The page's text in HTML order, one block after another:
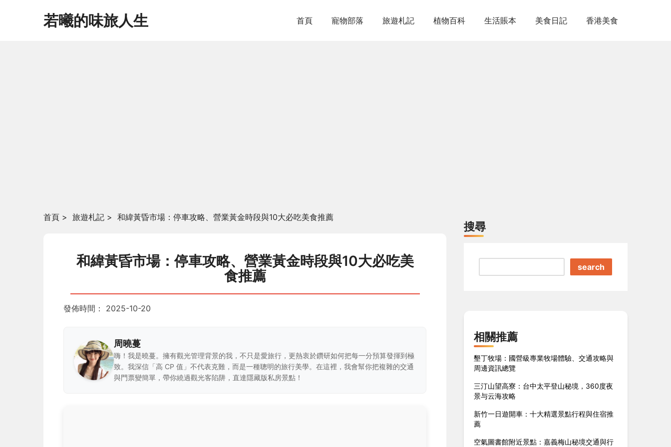
若曦的味旅人生 首頁 寵物部落 旅遊札記 植物百科 生活賬本 美食日記 香港美食
首頁 > 旅遊札記 > 和緯黃昏市場：停車攻略、營業黃金時段與10大必吃美食推薦
和緯黃昏市場：停車攻略、營業黃金時段與10大必吃美
食推薦
發佈時間： 2025-10-20
周曉蔓
嗨！我是曉蔓。擁有觀光管理背景的我，不只是愛旅行，更熱衷於鑽研如何把每一分預算發揮到極
致。我深信「高 CP 值」不代表克難，而是一種聰明的旅行美學。在這裡，我會幫你把複雜的交通
與門票變簡單，帶你繞過觀光客陷阱，直達隱藏版私房景點！
搜尋
search
相關推薦
墾丁牧場：國營級專業牧場體驗、交通攻略與
周邊資訊總覽
三汀山望高寮：台中太平登山秘境，360度夜
景与云海攻略
新竹一日遊開車：十大精選景點行程與住宿推
薦
空氣圖書館附近景點：嘉義梅山秘境交通與行